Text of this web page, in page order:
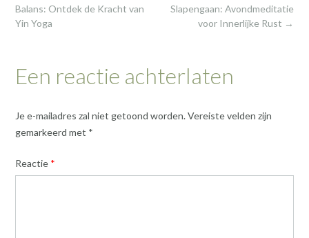
navigation
Slapengaan: Avondmeditatie
voor Innerlijke Rust →
Balans: Ontdek de Kracht van
Yin Yoga
Een reactie achterlaten
Je e-mailadres zal niet getoond worden.Vereiste velden zijn
gemarkeerd met *
Reactie *